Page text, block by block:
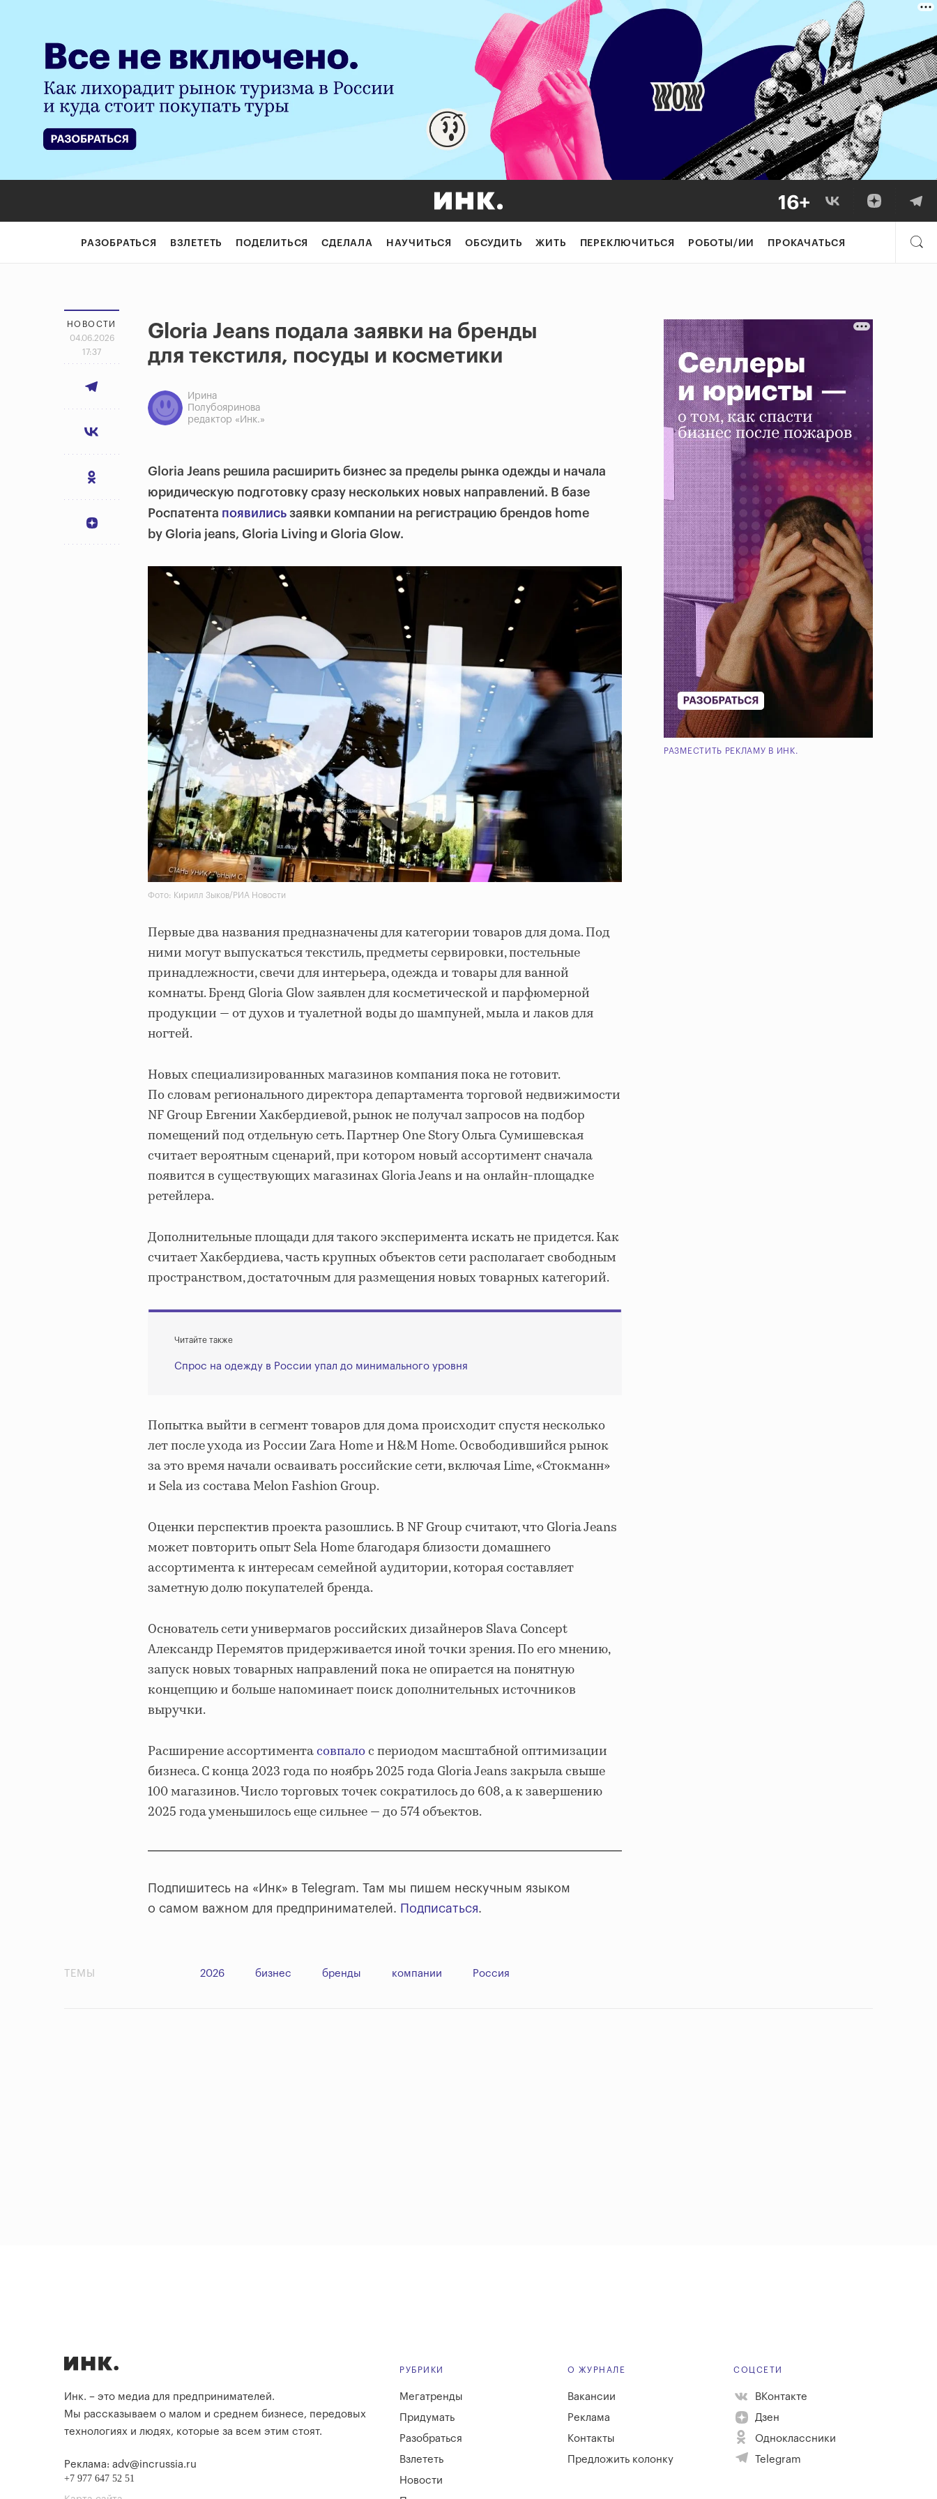
РАЗОБРАТЬСЯ ВЗЛЕТЕТЬ ПОДЕЛИТЬСЯ СДЕЛАЛА НАУЧИТЬСЯ ОБСУДИТЬ ЖИТЬ ПЕРЕКЛЮЧИТЬСЯ РОБОТЫ/ИИ ПРОКАЧАТЬСЯ
НОВОСТИ
04.06.2026
17:37
Gloria Jeans подала заявки на бренды
для текстиля, посуды и косметики
Ирина
Полубояринова
редактор «Инк.»
Gloria Jeans решила расширить бизнес за пределы рынка одежды и начала
юридическую подготовку сразу нескольких новых направлений. В базе
Роспатента появились заявки компании на регистрацию брендов home
by Gloria jeans, Gloria Living и Gloria Glow.
Фото: Кирилл Зыков/РИА Новости
Первые два названия предназначены для категории товаров для дома. Под
ними могут выпускаться текстиль, предметы сервировки, постельные
принадлежности, свечи для интерьера, одежда и товары для ванной
комнаты. Бренд Gloria Glow заявлен для косметической и парфюмерной
продукции — от духов и туалетной воды до шампуней, мыла и лаков для
ногтей.
Новых специализированных магазинов компания пока не готовит.
По словам регионального директора департамента торговой недвижимости
NF Group Евгении Хакбердиевой, рынок не получал запросов на подбор
помещений под отдельную сеть. Партнер One Story Ольга Сумишевская
считает вероятным сценарий, при котором новый ассортимент сначала
появится в существующих магазинах Gloria Jeans и на онлайн-площадке
ретейлера.
Дополнительные площади для такого эксперимента искать не придется. Как
считает Хакбердиева, часть крупных объектов сети располагает свободным
пространством, достаточным для размещения новых товарных категорий.
Читайте также
Спрос на одежду в России упал до минимального уровня
Попытка выйти в сегмент товаров для дома происходит спустя несколько
лет после ухода из России Zara Home и H&M Home. Освободившийся рынок
за это время начали осваивать российские сети, включая Lime, «Стокманн»
и Sela из состава Melon Fashion Group.
Оценки перспектив проекта разошлись. В NF Group считают, что Gloria Jeans
может повторить опыт Sela Home благодаря близости домашнего
ассортимента к интересам семейной аудитории, которая составляет
заметную долю покупателей бренда.
Основатель сети универмагов российских дизайнеров Slava Concept
Александр Перемятов придерживается иной точки зрения. По его мнению,
запуск новых товарных направлений пока не опирается на понятную
концепцию и больше напоминает поиск дополнительных источников
выручки.
Расширение ассортиментасовпалос периодом масштабной оптимизации
бизнеса. С конца 2023 года по ноябрь 2025 года Gloria Jeans закрыла свыше
100 магазинов. Число торговых точек сократилось до 608, а к завершению
2025 года уменьшилось еще сильнее — до 574 объектов.
Подпишитесь на «Инк» в Telegram. Там мы пишем нескучным языком
о самом важном для предпринимателей. Подписаться.
РАЗМЕСТИТЬ РЕКЛАМУ В ИНК.
ТЕМЫ 2026 бизнес бренды компании Россия
Инк. – это медиа для предпринимателей.
Мы рассказываем о малом и среднем бизнесе, передовых
технологиях и людях, которые за всем этим стоят.
Реклама: adv@incrussia.ru
+7 977 647 52 51
РУБРИКИ
Мегатренды
Придумать
Разобраться
Взлететь
Новости
О ЖУРНАЛЕ
Вакансии
Реклама
Контакты
Предложить колонку
СОЦСЕТИ
ВКонтакте
Дзен
Одноклассники
Telegram